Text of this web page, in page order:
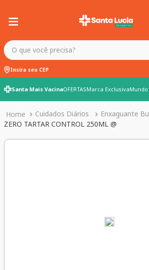
O que você precisa?
Insira seu CEP
Santa Mais VacinaOFERTASMarca Exclusiva
Cuidados Diários Enxaguante
ZERO TARTAR CONTROL 250ML @